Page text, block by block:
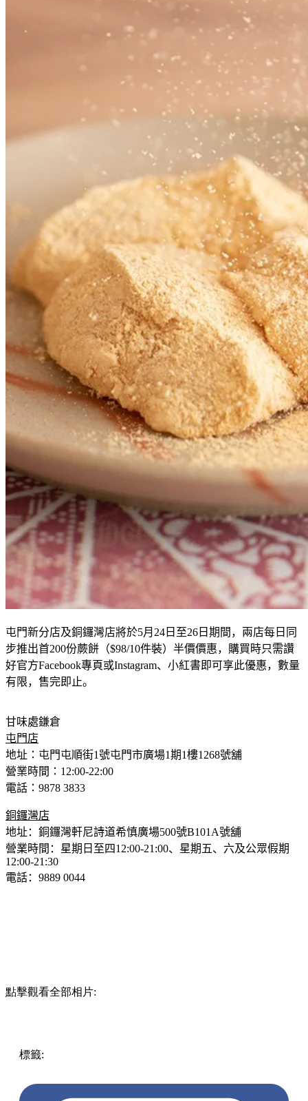
屯門新分店及銅鑼灣店將於5月 24 日至26 日期間，兩店每日同
步推出首200份蕨餅 （$98/10件裝） 半價價惠， 購買時只需讚
好官方Facebook專頁或Instagram、小紅書即可享此優惠，數量
有限，售完即止。
甘味處鎌倉
屯門店
地址：屯門屯順街1號屯門市廣場1期1樓1268號舖
營業時間： 12:00-22:00
電話： 9878 3833
銅鑼灣店
地址： 銅鑼灣軒尼詩道希慎廣場500號B101A號舖
營業時間：星期日至四12:00-21:00、星期五、六及公眾假期
12:00-21:30
電話： 9889 0044
點擊觀看全部相片:
標籤: